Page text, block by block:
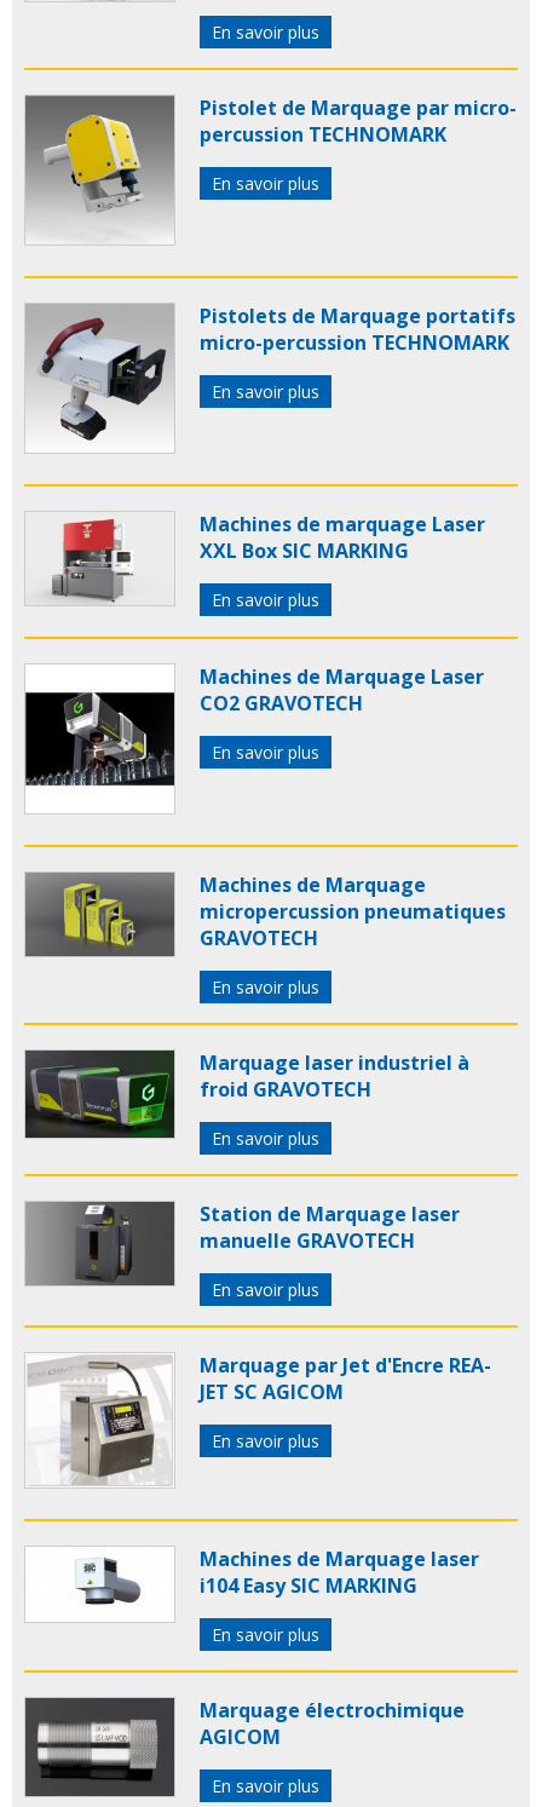
En savoir plus
Pistolet de Marquage par micro-
percussion TECHNOMARK
En savoir plus
Pistolets de Marquage portatifs
micro-percussion TECHNOMARK
En savoir plus
Machines de marquage Laser
XXL Box SIC MARKING
En savoir plus
Machines de Marquage Laser
CO2 GRAVOTECH
En savoir plus
Machines de Marquage
micropercussion pneumatiques
GRAVOTECH
En savoir plus
Marquage laser industriel à
froid GRAVOTECH
En savoir plus
Station de Marquage laser
manuelle GRAVOTECH
En savoir plus
Marquage par Jet d'Encre REA-
JET SC AGICOM
En savoir plus
Machines de Marquage laser
i104 Easy SIC MARKING
En savoir plus
Marquage électrochimique
AGICOM
En savoir plus